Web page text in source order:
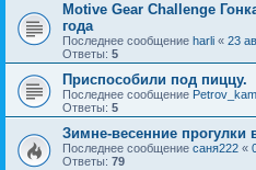
Motive Gear Challenge
года
Последнее сообщение harli « 23
Ответы: 5
Приспособили под пиццу.
Последнее сообщение
Ответы: 5
Зимне-весенние прогулки
Последнее сообщение саня222 «
Ответы: 79